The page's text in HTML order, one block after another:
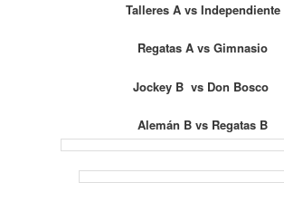
Talleres A vs Independiente
Regatas A vs Gimnasio
Jockey B vs Don Bosco
Alemán B vs Regatas B